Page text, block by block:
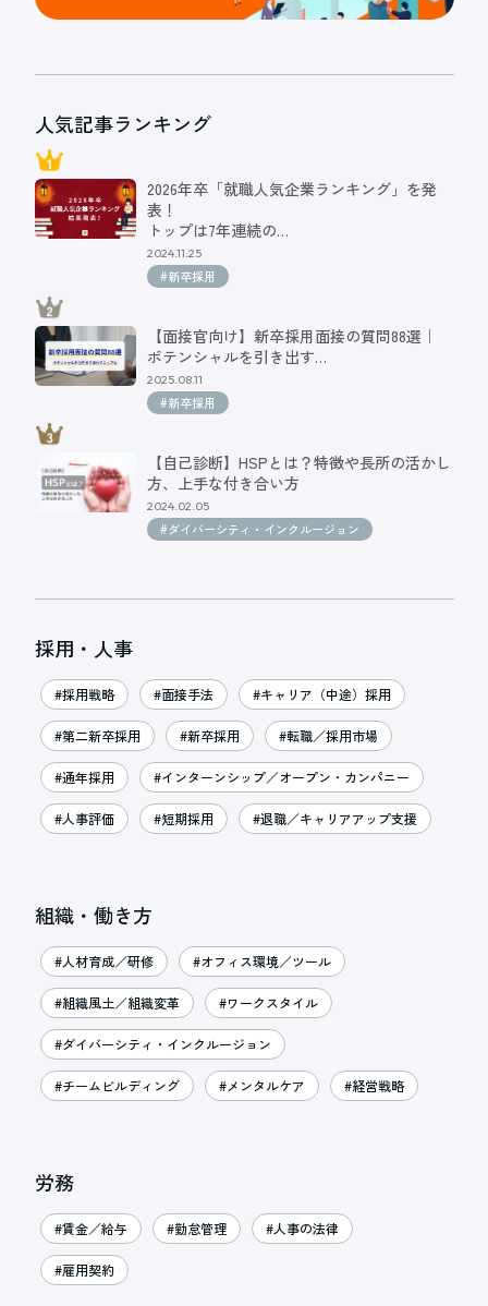
人気記事ランキング
2026年卒「就職人気企業ランキング」を発
表！
トップは7年連続の…
2024.11.25
#新卒採用
【面接官向け】新卒採用面接の質問88選｜
ポテンシャルを引き出す…
2025.08.11
#新卒採用
【自己診断】HSPとは？特徴や長所の活かし
方、上手な付き合い方
2024.02.05
#ダイバーシティ・インクルージョン
採用・人事
#採用戦略 #面接手法 #キャリア（中途）採用
#第二新卒採用 #新卒採用 #転職／採用市場
#通年採用 #インターンシップ／オープン・カンパニー
#人事評価 #短期採用 #退職／キャリアアップ支援
組織・働き方
#人材育成／研修 #オフィス環境／ツール
#組織風土／組織変革 #ワークスタイル
#ダイバーシティ・インクルージョン
#チームビルディング #メンタルケア #経営戦略
労務
#賃金／給与 #勤怠管理 #人事の法律
#雇用契約